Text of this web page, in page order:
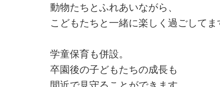
動物たちとふれあいながら、
こどもたちと一緒に楽しく過ごしてま
学童保育も併設。
卒園後の子どもたちの成長も